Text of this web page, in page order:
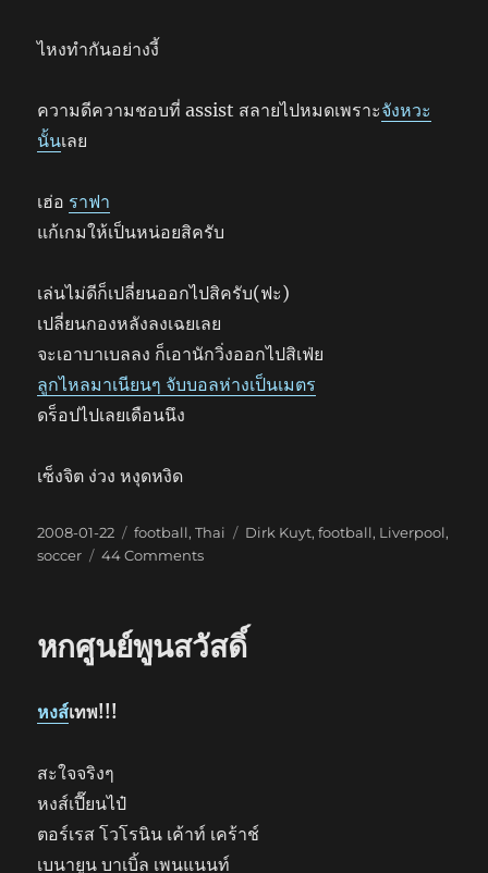
ไหงทำกันอย่างงี้
ความดีความชอบที่ assist สลายไปหมดเพราะจังหวะ
นั้นเลย
เฮ่อ ราฟา
แก้เกมให้เป็นหน่อยสิครับ
เล่นไม่ดีก็เปลี่ยนออกไปสิครับ(ฟะ)
เปลี่ยนกองหลังลงเฉยเลย
จะเอาบาเบลลง ก็เอานักวิ่งออกไปสิเฟ่ย
ลูกไหลมาเนียนๆ จับบอลห่างเป็นเมตร
ดร็อปไปเลยเดือนนึง
เซ็งจิต ง่วง หงุดหงิด
Posted
on
2008-01-22 Categories
football,Thai Tags
Dirk Kuyt,football, Liverpool,
soccer
44 Commentson
ท์
หกศูนย์พูนสวัสดิ์
หงส์เทพ!!!
สะใจจริงๆ
หงส์เปี๊ยนไป๋
ตอร์เรส โวโรนิน เค้าท์ เคร้าช์
เบนายูน บาเบิ้ล เพนแนนท์